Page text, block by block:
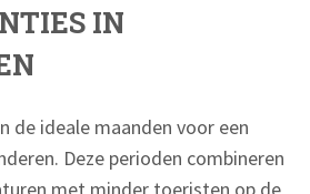
IN
de ideale maanden voor een
Deze perioden combineren
met minder toeristen op de